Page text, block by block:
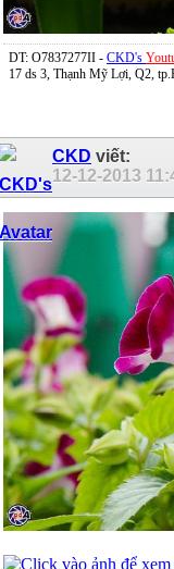
DT: O7837277II - CKD's
17 ds 3, Thạnh Mỹ Lợi, Q2,
CKD viết:
12-12-2013